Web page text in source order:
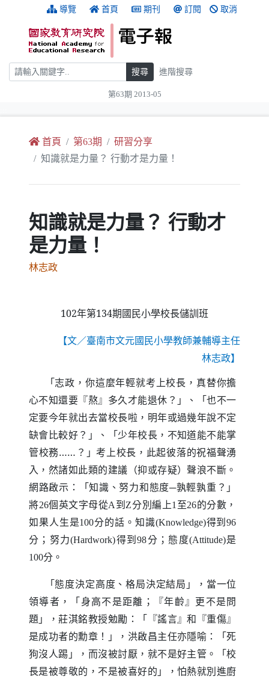
跳到主要內容 導覽 首頁 期刊 訂閱 取消
搜尋 搜尋 進階搜尋
第63期 2013-05
首頁 第63期
研習分享
知識就是力量？ 行動才是力量！
知識就是力量？ 行動才
是力量！
林志政
102年第134期國民小學校長儲訓班
【文／臺南市文元國民小學教師兼輔導主任
林志政】
「志政，你這麼年輕就考上校長，真替你擔
心不知還要『熬』多久才能退休？」、「也不一
定要今年就出去當校長啦，明年或過幾年說不定
缺會比較好？」、「少年校長，不知道能不能掌
管校務……？」考上校長，此起彼落的祝福聲湧
入，然諸如此類的建議（抑或存疑）聲浪不斷。
網路啟示：「知識、努力和態度─孰輕孰重？」
將26個英文字母從A 到Z分別編上1 至26的分數，
如果人生是100分的話。知識(Knowledge)得到96
分；努力(Hardwork)得到98分；態度(Attitude)是
100分。
「態度決定高度、格局決定結局」，當一位
領導者，「身高不是距離；『年齡』更不是問
題」，莊淇銘教授勉勵：「『謠言』和『重傷』
是成功者的勳章！」，洪啟昌主任亦隱喻：「死
狗沒人踢」，而沒被討厭，就不是好主管。「校
長是被尊敬的，不是被喜好的」，怕熱就別進廚